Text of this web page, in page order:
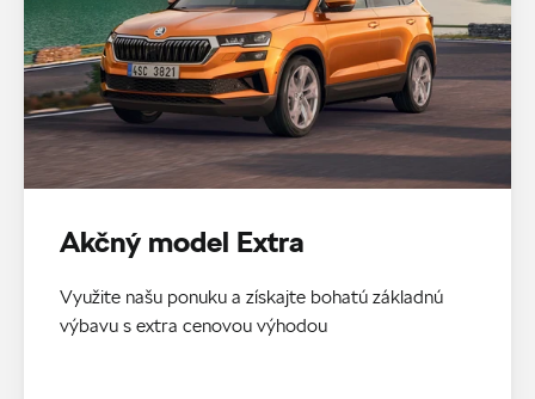
Akčný model Extra
Využite našu ponuku a získajte bohatú základnú
výbavu s extra cenovou výhodou